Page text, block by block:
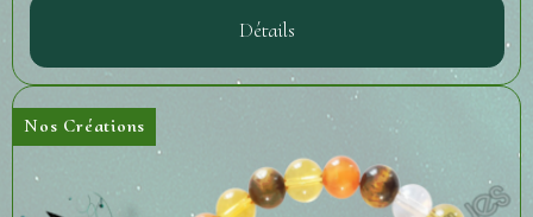
Détails
Nos Créations